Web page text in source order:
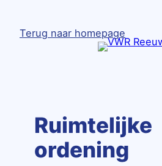
naarTerug naar homepage
Ruimtelijke
ordening